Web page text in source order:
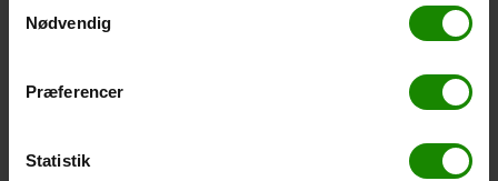
Nødvendig
Præferencer
Statistik